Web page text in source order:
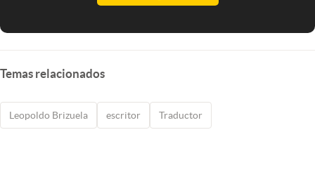
Temas relacionados
Leopoldo Brizuela escritor Traductor